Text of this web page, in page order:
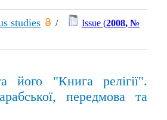
studies / Issue (2008, №
його "Книга релігії".
передмова та